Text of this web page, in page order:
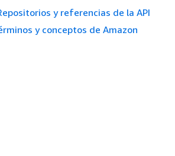
y referencias de la API
y conceptos de Amazon